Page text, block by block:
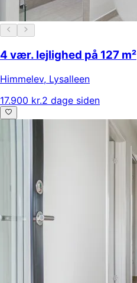
4 vær. lejlighed på 127 m²
Himmelev, Lysalleen
17.900 kr.2 dage siden